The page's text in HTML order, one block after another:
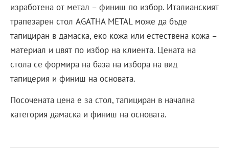
изработена от метал – финиш по избор. Италианският
трапезарен стол AGATHA METAL може да бъде
тапициран в дамаска, еко кожа или естествена кожа –
материал и цвят по избор на клиента. Цената на
стола се формира на база на избора на вид
тапицерия и финиш на основата.
Посочената цена е за стол, тапициран в начална
категория дамаска и финиш на основата.